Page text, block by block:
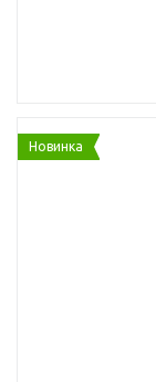
Новинка